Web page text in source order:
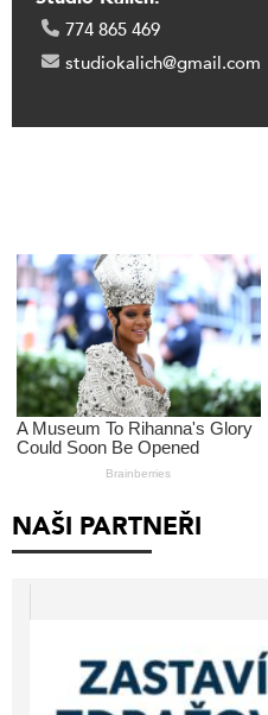
774 865 469
studiokalich@gmail.com
NAŠI PARTNEŘI